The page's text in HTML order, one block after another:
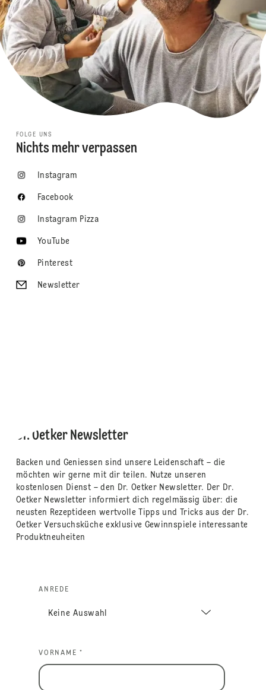
FOLGE UNS
Nichts mehr verpassen
Instagram
Facebook
Instagram Pizza
YouTube
Pinterest
Newsletter
Dr. Oetker Newsletter
Backen und Geniessen sind unsere Leidenschaft – die
möchten wir gerne mit dir teilen. Nutze unseren
kostenlosen Dienst – den Dr. Oetker Newsletter. Der Dr.
Oetker Newsletter informiert dich regelmässig über: die
neusten Rezeptideen wertvolle Tipps und Tricks aus der Dr.
Oetker Versuchsküche exklusive Gewinnspiele interessante
Produktneuheiten
ANREDE
VORNAME *